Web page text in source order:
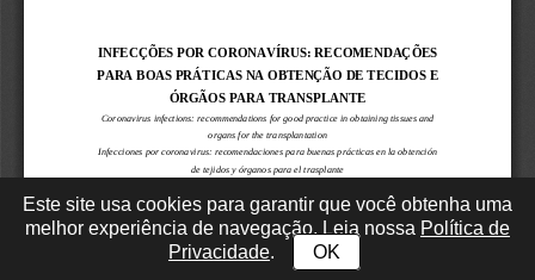
Este site usa cookies para garantir que você obtenha uma
melhor experiência de navegação. Leia nossa Política de
Privacidade. OK